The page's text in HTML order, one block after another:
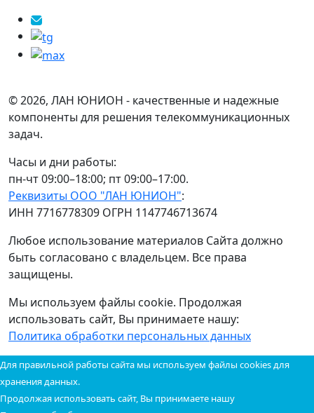
© 2026, ЛАН ЮНИОН - качественные и надежные
компоненты для решения телекоммуникационных
задач.
Часы и дни работы:
пн-чт 09:00–18:00; пт 09:00–17:00.
Реквизиты ООО "ЛАН ЮНИОН":
ИНН 7716778309 ОГРН 1147746713674
Любое использование материалов Сайта должно
быть согласовано с владельцем. Все права
защищены.
Мы используем файлы cookie. Продолжая
использовать сайт, Вы принимаете нашу:
Политика обработки персональных данных
Для правильной работы сайта мы используем файлы cookies для
хранения данных.
Продолжая использовать сайт, Вы принимаете нашу